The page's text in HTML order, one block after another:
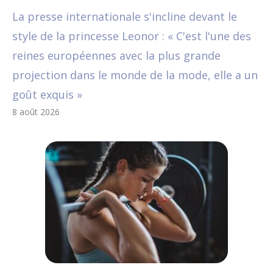
La presse internationale s'incline devant le
style de la princesse Leonor : « C'est l'une des
reines européennes avec la plus grande
projection dans le monde de la mode, elle a un
goût exquis »
8 août 2026